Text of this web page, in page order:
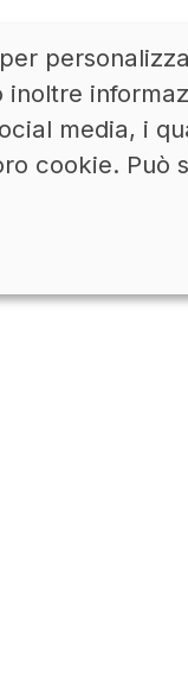
media, i
cookie.